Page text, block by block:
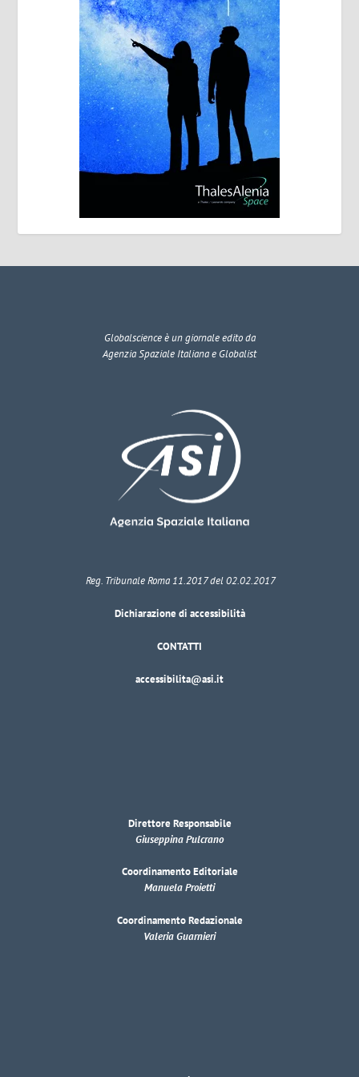
Globalscienceè un giornale edito da
Agenzia Spaziale Italiana e Globalist
Reg. Tribunale Roma 11.2017 del 02.02.2017
Dichiarazione di accessibilità
CONTATTI
accessibilita@asi.it
Direttore Responsabile
Giuseppina Pulcrano
Coordinamento Editoriale
Manuela Proietti
Coordinamento Redazionale
Valeria Guarnieri